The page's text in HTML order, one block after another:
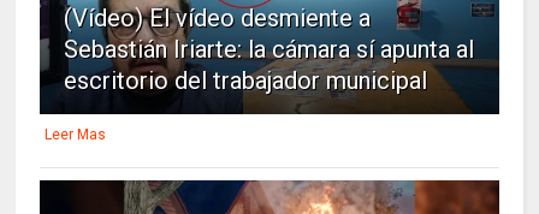
(Vídeo) El vídeo desmiente a
Sebastián Iriarte: la cámara sí apunta al
escritorio del trabajador municipal
Leer Mas